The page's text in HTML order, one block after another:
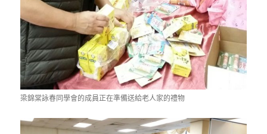
梁錦棠詠春同學會的成員正在準備送給老人家的禮物